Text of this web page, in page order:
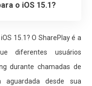
o iOS 15.1?
15.1? O SharePlay é a
diferentes usuários
durante chamadas de
aguardada desde sua